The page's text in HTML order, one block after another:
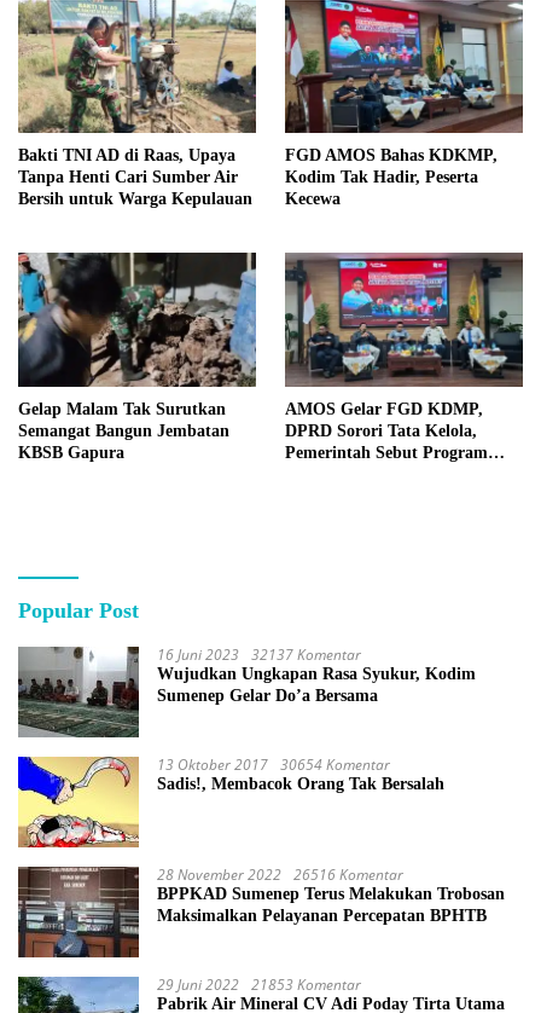
Bakti TNI AD di Raas, Upaya
Tanpa Henti Cari Sumber Air
Bersih untuk Warga Kepulauan
FGD AMOS Bahas KDKMP,
Kodim Tak Hadir, Peserta
Kecewa
Gelap Malam Tak Surutkan
Semangat Bangun Jembatan
KBSB Gapura
AMOS Gelar FGD KDMP,
DPRD Sorori Tata Kelola,
Pemerintah Sebut Program
Popular Post
16 Juni 2023 32137 Komentar
Wujudkan Ungkapan Rasa Syukur, Kodim
Sumenep Gelar Do’a Bersama
13 Oktober 2017 30654 Komentar
Sadis!, Membacok Orang Tak Bersalah
28 November 2022 26516 Komentar
BPPKAD Sumenep Terus Melakukan Trobosan
Maksimalkan Pelayanan Percepatan BPHTB
29 Juni 2022 21853 Komentar
Pabrik Air Mineral CV Adi Poday Tirta Utama